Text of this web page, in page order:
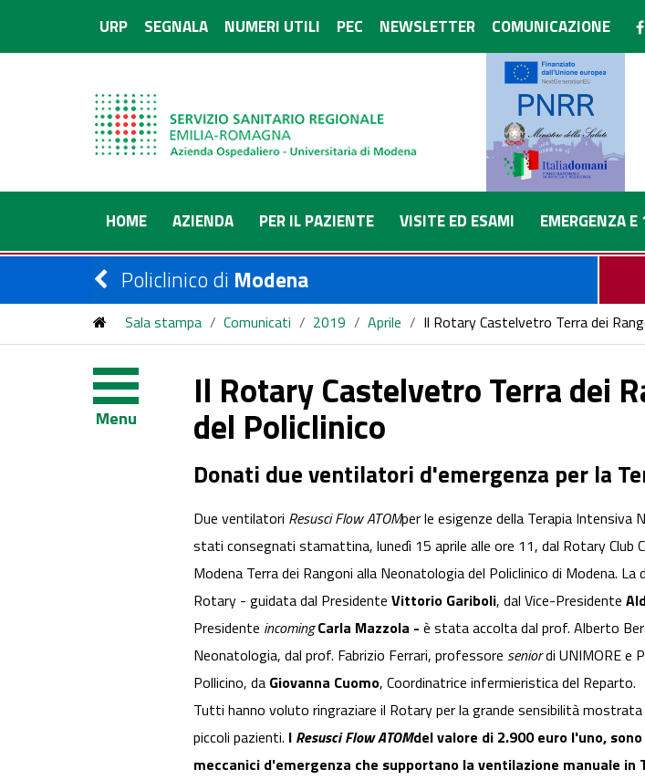
URP SEGNALA NUMERI UTILI PEC NEWSLETTER COMUNICAZIONE
HOME AZIENDA PER IL PAZIENTE VISITE ED ESAMI EMERGENZA
Policlinico di Modena
Sala stampa / Comunicati / 2019 / Aprile / Il Rotary Castelvetro Terra dei
Menu
Il Rotary Castelvetro Terra dei
del Policlinico
Donati due ventilatori d'emergenza per la
Due ventilatori Resusci Flow ATOMper le esigenze della Terapia Intensiva
stati consegnati stamattina, lunedì 15 aprile alle ore 11, dal Rotary Club
Modena Terra dei Rangoni alla Neonatologia del Policlinico di Modena. La
Rotary - guidata dal Presidente Vittorio Gariboli, dal Vice-Presidente
Presidente incoming Carla Mazzola - è stata accolta dal prof. Alberto
Neonatologia, dal prof. Fabrizio Ferrari, professore seniordi UNIMORE e
Pollicino, da Giovanna Cuomo, Coordinatrice infermieristica del Reparto.
Tutti hanno voluto ringraziare il Rotary per la grande sensibilità
piccoli pazienti. I Resusci Flow ATOMdel valore di 2.900 euro l'uno,
meccanici d'emergenza che supportano la ventilazione manuale in